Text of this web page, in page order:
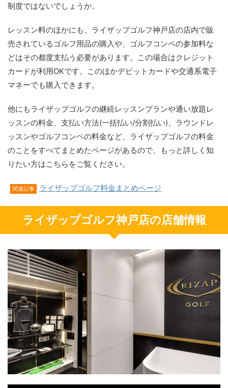
制度ではないでしょうか。
レッスン料のほかにも、ライザップゴルフ神戸店の店内で販
売されているゴルフ用品の購入や、ゴルフコンペの参加料な
どはその都度支払う必要があります。この場合はクレジット
カードが利用OKです。このほかデビットカードや交通系電子
マネーでも購入できます。
他にもライザップゴルフの継続レッスンプランや通い放題レ
ッスンの料金、支払い方法(一括払い/分割払い)、ラウンドレ
ッスンやゴルフコンペの料金など、ライザップゴルフの料金
のことをすべてまとめたページがあるので、もっと詳しく知
りたい方はこちらをご覧ください。
関連記事 ライザップゴルフ料金まとめページ
ライザップゴルフ神戸店の店舗情報